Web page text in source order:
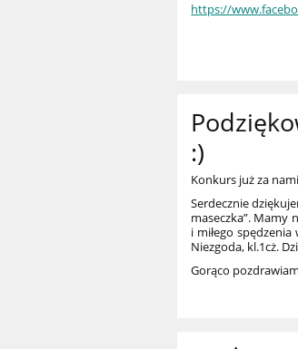
https://
:)
Konkurs już za
Serdecznie
maseczka”. Mamy
i miłego
Niezgoda, kl.1cż.
Gorąco